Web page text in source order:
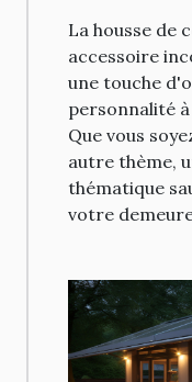
La housse de
accessoire
une touche
personnalité
Que vous
autre thème,
thématique
votre